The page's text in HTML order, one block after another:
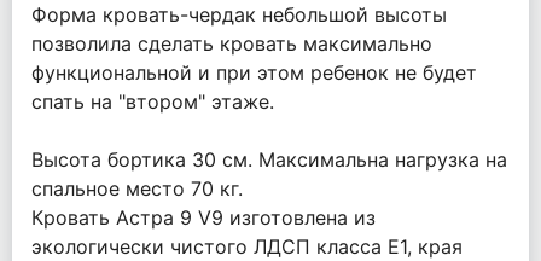
Форма кровать-чердак небольшой высоты
позволила сделать кровать максимально
функциональной и при этом ребенок не будет
спать на "втором" этаже.
Высота бортика 30 см. Максимальна нагрузка на
спальное место 70 кг.
Кровать Астра 9 V9 изготовлена из
экологически чистого ЛДСП класса Е1, края